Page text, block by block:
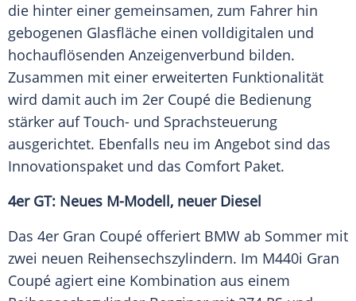
die hinter einer gemeinsamen, zum Fahrer hin
gebogenen Glasfläche einen volldigitalen und
hochauflösenden Anzeigenverbund bilden.
Zusammen mit einer erweiterten Funktionalität
wird damit auch im 2er Coupé die Bedienung
stärker auf Touch- und Sprachsteuerung
ausgerichtet. Ebenfalls neu im Angebot sind das
Innovationspaket und das Comfort Paket.
4er GT: Neues M-Modell, neuer Diesel
Das 4er Gran Coupé offeriert BMW ab Sommer mit
zwei neuen Reihensechszylindern. Im M440i Gran
Coupé agiert eine Kombination aus einem